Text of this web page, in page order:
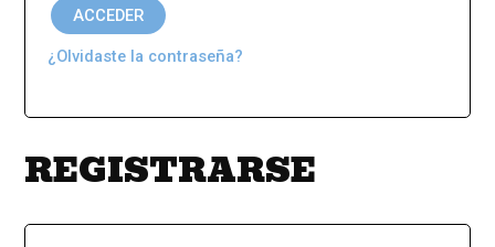
ACCEDER
¿Olvidaste la contraseña?
REGISTRARSE